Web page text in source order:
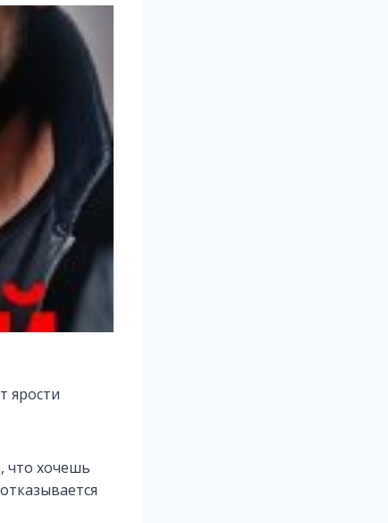
ярости
что хочешь